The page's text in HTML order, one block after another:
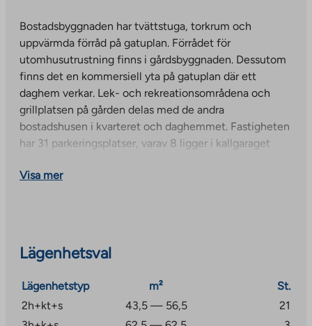
Bostadsbyggnaden har tvättstuga, torkrum och
uppvärmda förråd på gatuplan. Förrådet för
utomhusutrustning finns i gårdsbyggnaden. Dessutom
finns det en kommersiell yta på gatuplan där ett
daghem verkar. Lek- och rekreationsområdena och
grillplatsen på gården delas med de andra
bostadshusen i kvarteret och daghemmet. Fastigheten
har 31 parkeringsplatser, varav 8 ligger i kallgaraget
den närliggande Lempon Park-parkeringen.
motionera, njuta av kultur, resa med tåg, studera,
tvärs över gatan, och närmaste restaurang ligger bara
ett stenkast bort. Den magnifika Lempäälä-stranden
ligger också inom gångavstånd. Tammerfors centrum
Visa mer
Lägenhetsval
Lägenhetstyp m²
St.
2h+kt+s
43,5 — 56,5
21